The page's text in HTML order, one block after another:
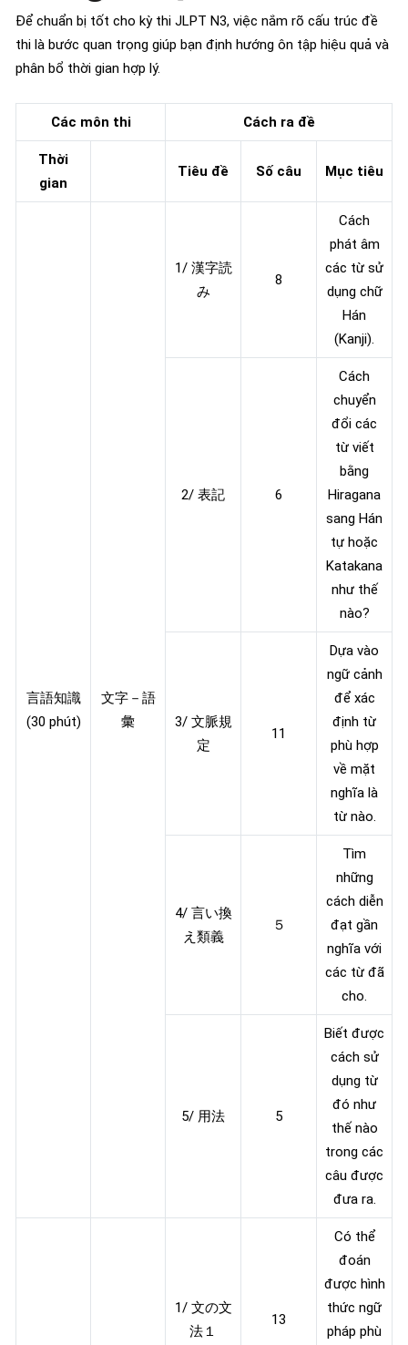
Để chuẩn bị tốt cho kỳ thi JLPT N3, việc nắm rõ cấu trúc đề
thi là bước quan trọng giúp bạn định hướng ôn tập hiệu quả và
phân bổ thời gian hợp lý.
Các môn thi Cách ra đề
Thời
gian
Tiêu đề Số câu Mục tiêu
言語知識
(30 phút)
文字－語
彙
1/ 漢字読
み
8
Cách
phát âm
các từ sử
dụng chữ
Hán
(Kanji).
2/ 表記 6
Cách
chuyển
đổi các
từ viết
bằng
Hiragana
sang Hán
tự hoặc
Katakana
như thế
nào?
3/ 文脈規
定
11
Dựa vào
ngữ cảnh
để xác
định từ
phù hợp
về mặt
nghĩa là
từ nào.
4/ 言い換
え類義
５
Tìm
những
cách diễn
đạt gần
nghĩa với
các từ đã
cho.
5/ 用法 5
Biết được
cách sử
dụng từ
đó như
thế nào
trong các
câu được
đưa ra.
1/ 文の文
法１
13
Có thể
đoán
được hình
thức ngữ
pháp phù